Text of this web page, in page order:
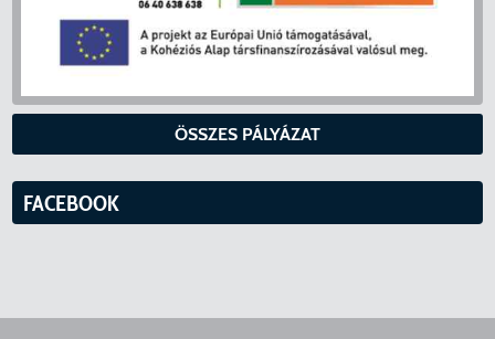
ÖSSZES PÁLYÁZAT
FACEBOOK